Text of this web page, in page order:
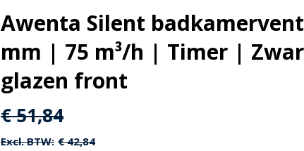
Awenta Silent
mm | 75 m³/h | Timer |
glazen front
Oorspronkelijke
prijs
€51,84Huidige
prijs
€42,84